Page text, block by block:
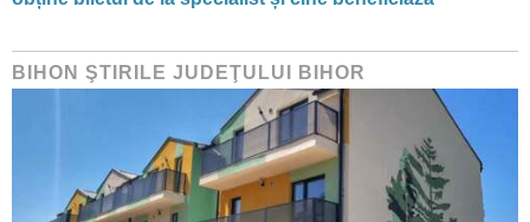
BIHON ŞTIRILE JUDEŢULUI BIHOR